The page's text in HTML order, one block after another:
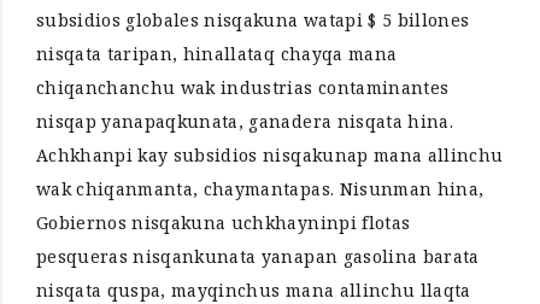
subsidios globales nisqakuna watapi $ 5 billones
nisqata taripan, hinallataq chayqa mana
chiqanchanchu wak industrias contaminantes
nisqap yanapaqkunata, ganadera nisqata hina.
Achkhanpi kay subsidios nisqakunap mana allinchu
wak chiqanmanta, chaymantapas. Nisunman hina,
Gobiernos nisqakuna uchkhayninpi flotas
pesqueras nisqankunata yanapan gasolina barata
nisqata quspa, mayqinchus mana allinchu llaqta